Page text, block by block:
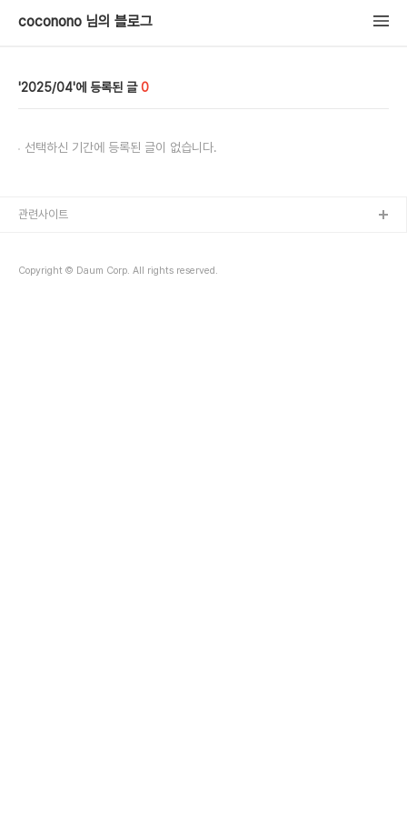
coconono 님의 블로그
2025/04 0
선택하신 기간에 등록된 글이 없습니다.
Copyright © Daum Corp. All rights reserved.
관련사이트